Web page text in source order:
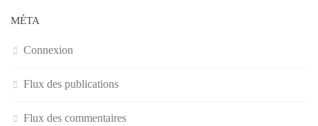
MÉTA
Connexion
Flux des publications
Flux des commentaires